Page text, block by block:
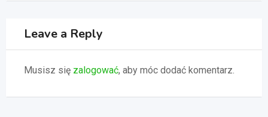
Leave a Reply
Musisz się zalogować, aby móc dodać komentarz.